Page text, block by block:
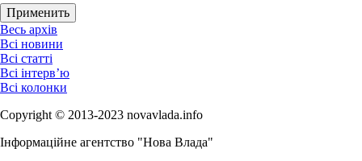
Весь архів
Всі новини
Всі статті
Всі інтерв’ю
Всі колонки
Copyright © 2013-2023 novavlada.info
Інформаційне агентство "Нова Влада"